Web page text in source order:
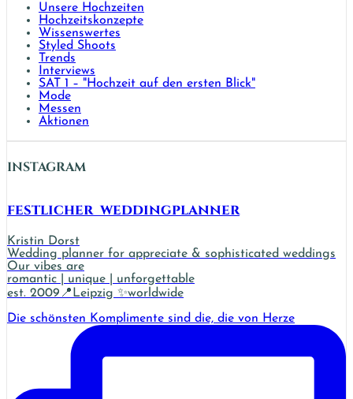
Unsere Hochzeiten
Hochzeitskonzepte
Wissenswertes
Styled Shoots
Trends
Interviews
SAT 1 – "Hochzeit auf den ersten Blick"
Mode
Messen
Aktionen
INSTAGRAM
festlicher_weddingplanner
Kristin Dorst
Wedding planner for appreciate & sophisticated weddings
Our vibes are
romantic | unique | unforgettable
est. 2009📍Leipzig ✨worldwide
Die schönsten Komplimente sind die, die von Herze